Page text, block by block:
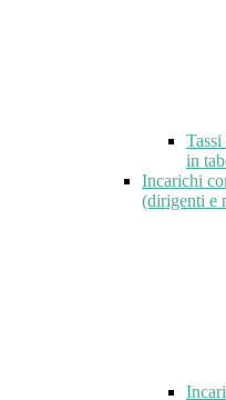
in
Incarichi
(dirigenti e